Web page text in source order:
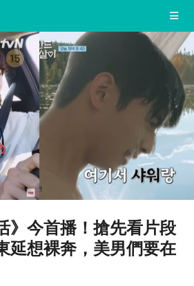
》今首播！搶先看片段
延想裸奔，美男們要在